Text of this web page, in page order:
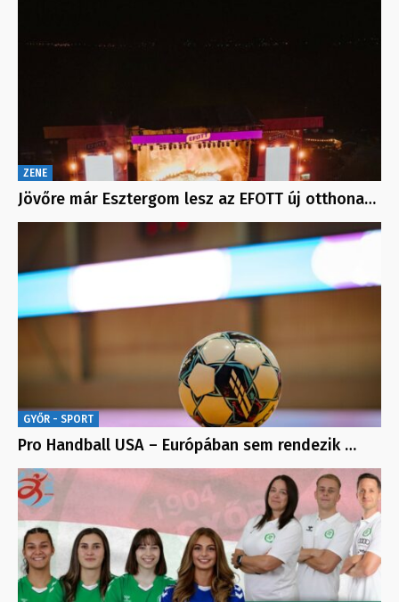
ZENE
Jövőre már Esztergom lesz az EFOTT új otthona…
GYŐR - SPORT
Pro Handball USA – Európában sem rendezik …